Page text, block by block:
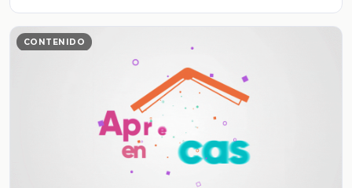
CONTENIDO